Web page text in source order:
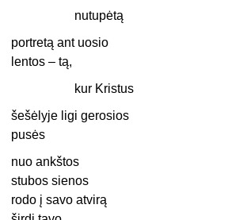
nutupėtą
portretą ant uosio
lentos – tą,
kur Kristus
šešėlyje ligi gerosios
pusės
nuo ankštos
stubos sienos
rodo į savo atvirą